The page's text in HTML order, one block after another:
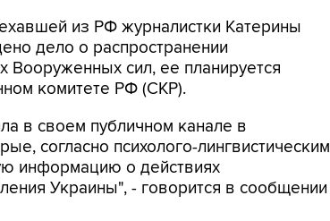
из РФ журналистки Катерины
дело о распространении
Вооруженных сил, ее планируется
комитете РФ (СКР).
в своем публичном канале в
согласно психолого-лингвистическим
информацию о действиях
Украины", - говорится в сообщении